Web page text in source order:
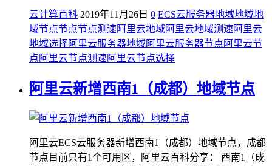
云计算百科 2019年11月26日 0 ECS云服务器地域地域地
域节点节点节点测速阿里云地域阿里云地域测速阿里云
地域选择阿里云服务器地域阿里云服务器节点 阿里云节
点 阿里云节点测速阿里云节点选择
阿里云新增西南1（成都）地域节点
阿里云ECS云服务器新增西南1（成都）地域节点，成都
节点目前只有1个可用区，阿里云百科分享： 西南1（成